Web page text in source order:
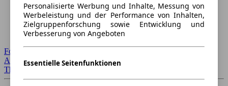
Forum Startseite
Alle Auto-Foren
Themen-Forum
Personalisierte Werbung und Inhalte, Messung von
Werbeleistung und der Performance von Inhalten,
Zielgruppenforschung sowie Entwicklung und
Verbesserung von Angeboten
Essentielle Seitenfunktionen